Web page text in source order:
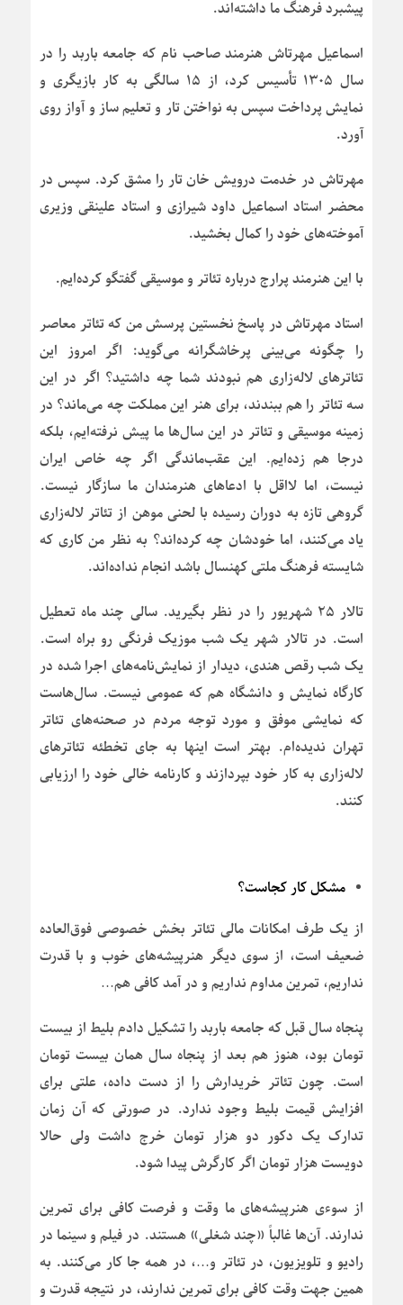
پیشبرد فرهنگ ما داشته‌اند.
اسماعیل مهرتاش هنرمند صاحب نام که جامعه باربد را در
سال ۱۳۰۵ تأسیس کرد، از ۱۵ سالگی به کار بازیگری و
نمایش پرداخت سپس به نواختن تار و تعلیم ساز و آواز روی
آورد.
مهرتاش در خدمت درویش خان تار را مشق کرد. سپس در
محضر استاد اسماعیل داود شیرازی و استاد علینقی وزیری
آموخته‌های خود را کمال بخشید.
با این هنرمند پرارج درباره تئاتر و موسیقی گفتگو کرده‌ایم.
استاد مهرتاش در پاسخ نخستین پرسش من که تئاتر معاصر
را چگونه می‌بینی پرخاشگرانه می‌گوید: اگر امروز این
تئاترهای لاله‌زاری هم نبودند شما چه داشتید؟ اگر در این
سه تئاتر را هم ببندند، برای هنر این مملکت چه می‌ماند؟ در
زمینه موسیقی و تئاتر در این سال‌ها ما پیش نرفته‌ایم، بلکه
درجا هم زده‌ایم. این عقب‌ماندگی اگر چه خاص ایران
نیست، اما لااقل با ادعاهای هنرمندان ما سازگار نیست.
گروهی تازه به دوران رسیده با لحنی موهن از تئاتر لاله‌زاری
یاد می‌کنند، اما خودشان چه کرده‌اند؟ به نظر من کاری که
شایسته فرهنگ ملتی کهنسال باشد انجام نداده‌اند.
تالار ۲۵ شهریور را در نظر بگیرید. سالی چند ماه تعطیل
است. در تالار شهر یک شب موزیک فرنگی رو براه است.
یک شب رقص هندی، دیدار از نمایش‌نامه‌های اجرا شده در
کارگاه نمایش و دانشگاه هم که عمومی نیست. سال‌هاست
که نمایشی موفق و مورد توجه مردم در صحنه‌های تئاتر
تهران ندیده‌ام. بهتر است اینها به جای تخطئه تئاترهای
لاله‌زاری به کار خود بپردازند و کارنامه خالی خود را ارزیابی
کنند.
مشکل کار کجاست؟
از یک طرف امکانات مالی تئاتر بخش خصوصی فوق‌العاده
ضعیف است، از سوی دیگر هنرپیشه‌های خوب و با قدرت
نداریم، تمرین مداوم نداریم و در آمد کافی هم…
پنجاه سال قبل که جامعه باربد را تشکیل دادم بلیط از بیست
تومان بود، هنوز هم بعد از پنجاه سال همان بیست تومان
است. چون تئاتر خریدارش را از دست داده، علتی برای
افزایش قیمت بلیط وجود ندارد. در صورتی که آن زمان
تدارک یک دکور دو هزار تومان خرج داشت ولی حالا
دویست هزار تومان اگر کارگرش پیدا شود.
از سوءی هنرپیشه‌های ما وقت و فرصت کافی برای تمرین
ندارند. آن‌ها غالباً «چند شغلی» هستند. در فیلم و سینما در
رادیو و تلویزیون، در تئاتر و…، در همه جا کار می‌کنند. به
همین جهت وقت کافی برای تمرین ندارند، در نتیجه قدرت و